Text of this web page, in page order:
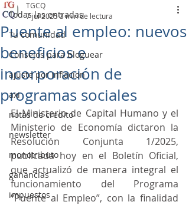
Todas las entradas
Tu comunidad
Consejos para bloguear
ajuste por inflacion
axi
notas de credito
newsletter
monotributo
ganancias
impuestos
Puente al empleo: nuevos
beneficios e
incorporación de
programas sociales
TGCQ
7 jul 2025 3 min de lectura
El Ministerio de Capital Humano y el
Ministerio de Economía dictaron la
Resolución Conjunta 1/2025,
publicada hoy en el Boletín Oficial,
que actualizó de manera integral el
funcionamiento del Programa
“Puente al Empleo”, con la finalidad